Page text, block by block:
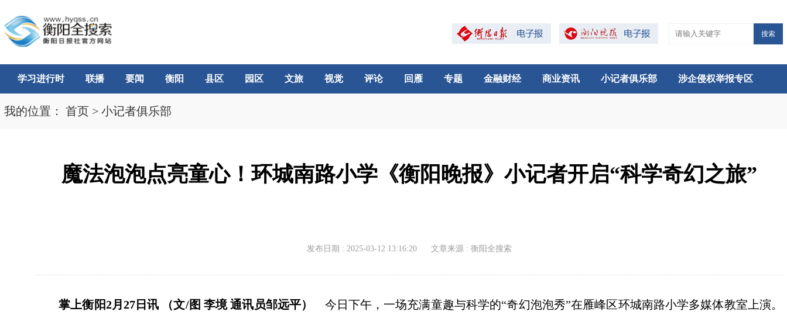
搜索
学习进行时 联播 要闻 衡阳 县区 园区 文旅 视觉 评论 回雁 专题 金融财经 商业资讯 小记者俱乐部 涉企侵权举报专区
我的位置： 首页 > 小记者俱乐部
魔法泡泡点亮童心！环城南路小学《衡阳晚报》小记者开启“科学奇幻之旅”
发布日期 : 2025-03-12 13:16:20 文章来源 : 衡阳全搜索
掌上衡阳2月27日讯 （文/图 李境 通讯员邹远平）
今日下午，一场充满童趣与科学的“奇幻泡泡秀”在雁峰区环城南路小学多媒体教室上演。